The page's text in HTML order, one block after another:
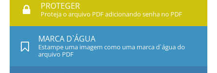
PROTEGER
Proteja o arquivo PDF adicionando senha no PDF
MARCA D`ÁGUA
Estampe uma imagem como uma marca d`água do
arquivo PDF